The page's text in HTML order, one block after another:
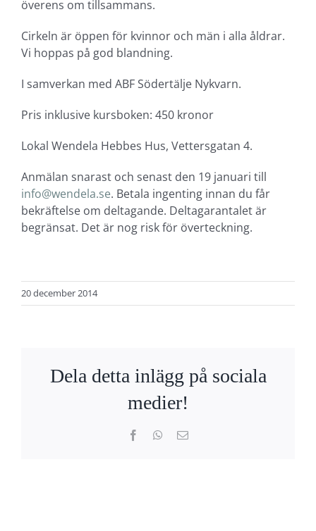
överens om tillsammans.
Cirkeln är öppen för kvinnor och män i alla åldrar.
Vi hoppas på god blandning.
I samverkan med ABF Södertälje Nykvarn.
Pris inklusive kursboken: 450 kronor
Lokal Wendela Hebbes Hus, Vettersgatan 4.
Anmälan snarast och senast den 19 januari till
info@wendela.se. Betala ingenting innan du får
bekräftelse om deltagande. Deltagarantalet är
begränsat. Det är nog risk för överteckning.
20 december 2014
Dela detta inlägg på sociala
medier!
FacebookWhatsApp
E-